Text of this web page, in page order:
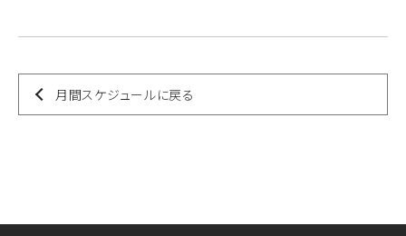
月間スケジュールに戻る